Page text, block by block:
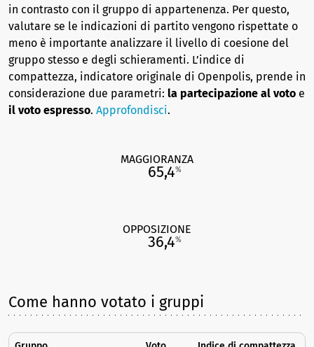
in contrasto con il gruppo di appartenenza. Per questo,
valutare se le indicazioni di partito vengono rispettate o
meno è importante analizzare il livello di coesione del
gruppo stesso e degli schieramenti. L’indice di
compattezza, indicatore originale di Openpolis, prende in
considerazione due parametri: la partecipazione al voto e
il voto espresso. Approfondisci.
MAGGIORANZA
65,4%
OPPOSIZIONE
36,4%
Come hanno votato i gruppi